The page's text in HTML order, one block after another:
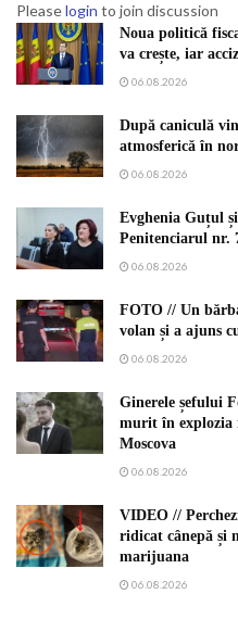
Pleaselogin to join discussion
Noua politică
va crește, iar
06.08.2026
După caniculă
atmosferică în
06.08.2026
Evghenia Guțul
Penitenciarul nr.
06.08.2026
FOTO // Un
volan și a ajuns
06.08.2026
Ginerele șefului
murit în explozia
Moscova
06.08.2026
VIDEO //
ridicat cânepă și
marijuana
06.08.2026